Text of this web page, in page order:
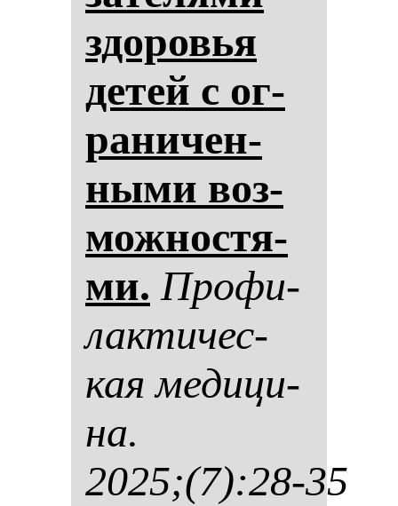
здо­ровья
де­тей с ог­
ра­ни­чен­
ны­ми воз­
мож­нос­тя­
ми. Про­фи­
лак­ти­чес­
кая ме­ди­ци­
на.
2025;(7):28-35